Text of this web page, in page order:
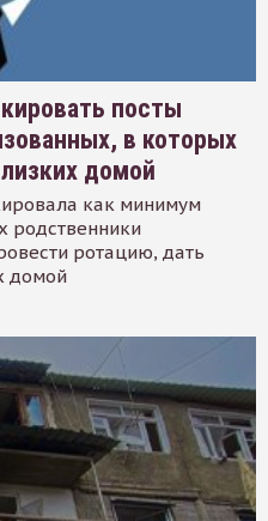
посты
в которых
домой
как минимум
родственники
ротацию, дать
домой